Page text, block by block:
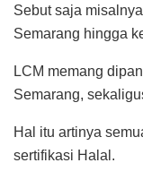
Sebut saja
Semarang hingga
LCM memang
Semarang,
Hal itu artinya
sertifikasi Halal.